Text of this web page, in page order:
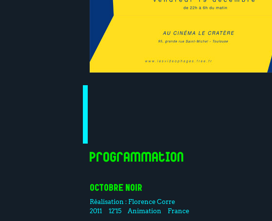
Programmation
OCTOBRE NOIR
Réalisation : Florence Corre
2011
12'15 Animation France